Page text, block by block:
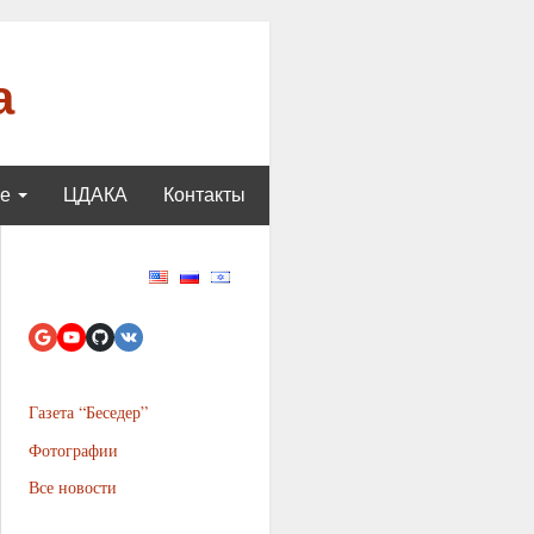
ЦДАКА Контакты
Газета “Беседер”
Фотографии
Все новости